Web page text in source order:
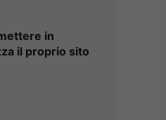
in
il proprio sito